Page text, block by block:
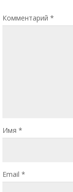
Комментарий *
Имя *
Email *